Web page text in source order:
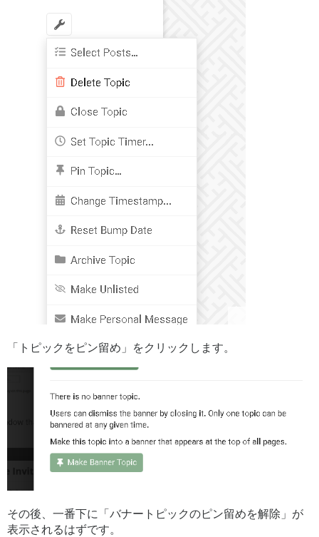
「トピックをピン留め」をクリックします。
その後、一番下に「バナートピックのピン留めを解除」が
表示されるはずです。